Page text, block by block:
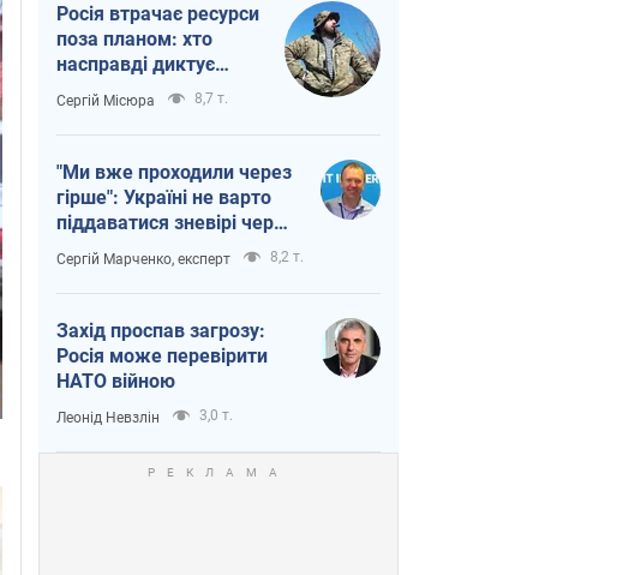
Росія втрачає ресурси
поза планом: хто
насправді диктує
темп війни
Сергій Місюра 8,7 т.
"Ми вже проходили через
гірше": Україні не варто
піддаватися зневірі через
ракетний терор
Сергій Марченко, експерт 8,2 т.
Захід проспав загрозу:
Росія може перевірити
НАТО війною
Леонід Невзлін 3,0 т.